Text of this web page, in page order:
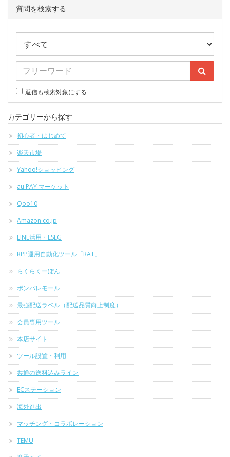
質問を検索する
返信も検索対象にする
カテゴリーから探す
初心者・はじめて
楽天市場
Yahoo!ショッピング
au PAY マーケット
Qoo10
Amazon.co.jp
LINE活用・LSEG
RPP運用自動化ツール「RAT」
らくらくーぽん
ポンパレモール
最強配送ラベル（配送品質向上制度）
会員専用ツール
本店サイト
ツール設置・利用
共通の送料込みライン
ECステーション
海外進出
マッチング・コラボレーション
TEMU